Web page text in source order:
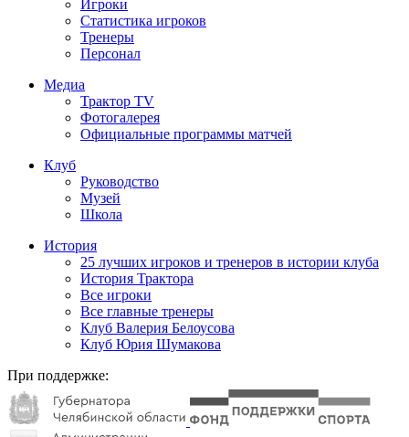
Игроки
Статистика игроков
Тренеры
Персонал
Медиа
Трактор TV
Фотогалерея
Официальные программы матчей
Клуб
Руководство
Музей
Школа
История
25 лучших игроков и тренеров в истории клуба
История Трактора
Все игроки
Все главные тренеры
Клуб Валерия Белоусова
Клуб Юрия Шумакова
При поддержке: